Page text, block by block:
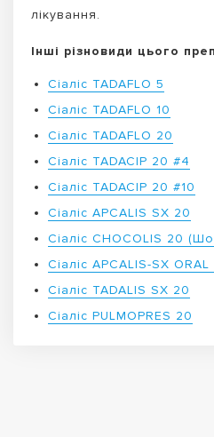
лікування.
Інші різновиди цього
Сіаліс TADAFLO 5
Сіаліс TADAFLO 10
Сіаліс TADAFLO 20
Сіаліс TADACIP 20 #4
Сіаліс TADACIP 20 #10
Сіаліс APCALIS SX 20
Сіаліс CHOCOLIS 20
Сіаліс APCALIS-SX ORAL
Сіаліс TADALIS SX 20
Сіаліс PULMOPRES 20